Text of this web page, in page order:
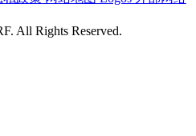
All Rights Reserved.